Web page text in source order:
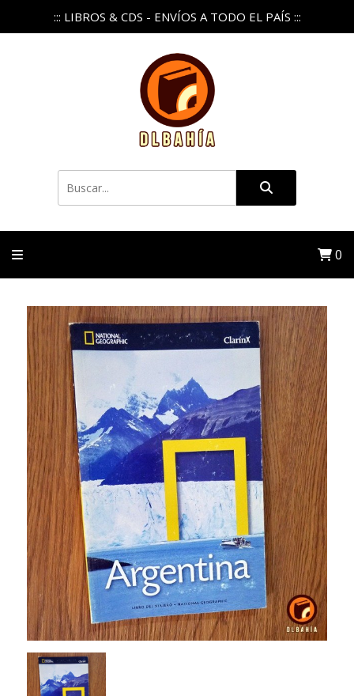
::: LIBROS & CDS - ENVÍOS A TODO EL PAÍS :::
0